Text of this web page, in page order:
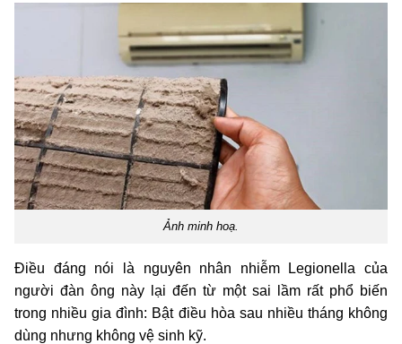
Ảnh minh hoạ.
Điều đáng nói là nguyên nhân nhiễm Legionella của
người đàn ông này lại đến từ một sai lầm rất phổ biến
trong nhiều gia đình: Bật điều hòa sau nhiều tháng không
dùng nhưng không vệ sinh kỹ.